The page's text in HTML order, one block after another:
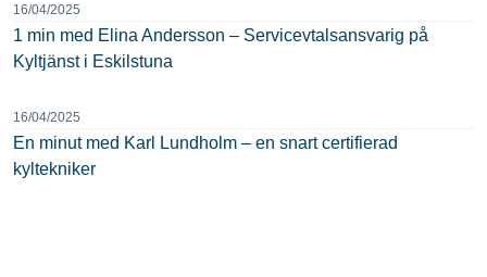
16/04/2025
1 min med Elina Andersson – Servicevtalsansvarig på
Kyltjänst i Eskilstuna
16/04/2025
En minut med Karl Lundholm – en snart certifierad
kyltekniker